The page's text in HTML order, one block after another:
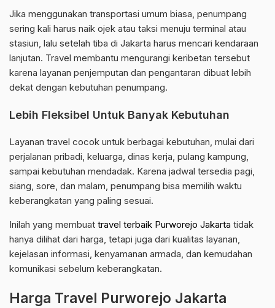
Jika menggunakan transportasi umum biasa, penumpang
sering kali harus naik ojek atau taksi menuju terminal atau
stasiun, lalu setelah tiba di Jakarta harus mencari kendaraan
lanjutan. Travel membantu mengurangi keribetan tersebut
karena layanan penjemputan dan pengantaran dibuat lebih
dekat dengan kebutuhan penumpang.
Lebih Fleksibel Untuk Banyak Kebutuhan
Layanan travel cocok untuk berbagai kebutuhan, mulai dari
perjalanan pribadi, keluarga, dinas kerja, pulang kampung,
sampai kebutuhan mendadak. Karena jadwal tersedia pagi,
siang, sore, dan malam, penumpang bisa memilih waktu
keberangkatan yang paling sesuai.
Inilah yang membuat travel terbaik Purworejo Jakarta tidak
hanya dilihat dari harga, tetapi juga dari kualitas layanan,
kejelasan informasi, kenyamanan armada, dan kemudahan
komunikasi sebelum keberangkatan.
Harga Travel Purworejo Jakarta